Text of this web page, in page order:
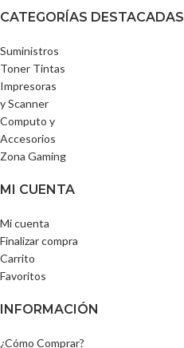
CATEGORÍAS DESTACADAS
Suministros
Toner Tintas
Impresoras
y Scanner
Computo y
Accesorios
Zona Gaming
MI CUENTA
Mi cuenta
Finalizar compra
Carrito
Favoritos
INFORMACIÓN
¿Cómo Comprar?